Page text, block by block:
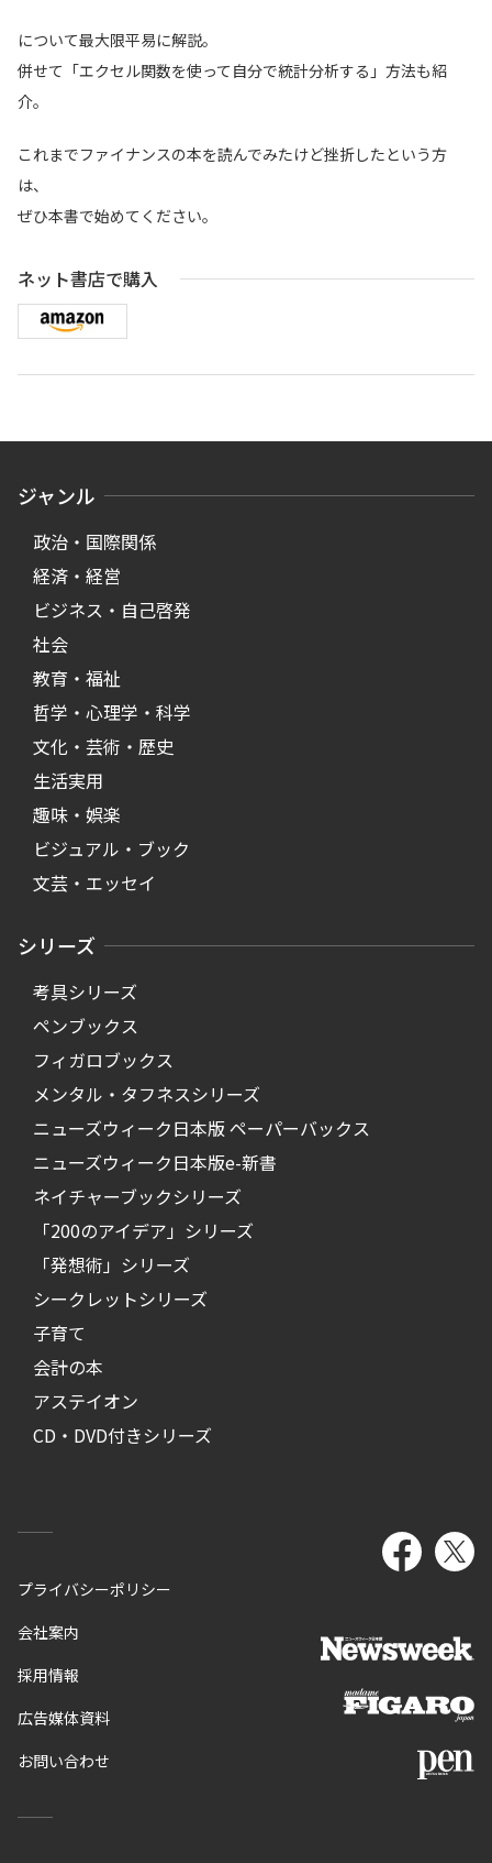
について最大限平易に解説。
併せて「エクセル関数を使って自分で統計分析する」方法も紹
介。
これまでファイナンスの本を読んでみたけど挫折したという方
は、
ぜひ本書で始めてください。
ネット書店で購入
ジャンル
政治・国際関係
経済・経営
ビジネス・自己啓発
社会
教育・福祉
哲学・心理学・科学
文化・芸術・歴史
生活実用
趣味・娯楽
ビジュアル・ブック
文芸・エッセイ
シリーズ
考具シリーズ
ペンブックス
フィガロブックス
メンタル・タフネスシリーズ
ニューズウィーク日本版 ペーパーバックス
ニューズウィーク日本版e-新書
ネイチャーブックシリーズ
「200のアイデア」シリーズ
「発想術」シリーズ
シークレットシリーズ
子育て
会計の本
アステイオン
CD・DVD付きシリーズ
プライバシーポリシー
会社案内
採用情報
広告媒体資料
お問い合わせ